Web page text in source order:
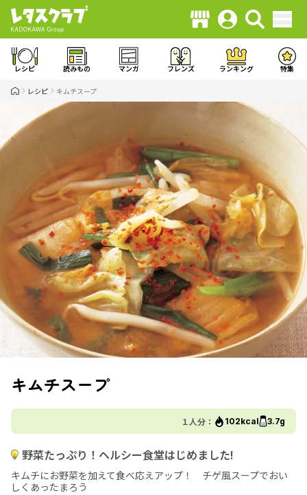
レシピ 読みもの マンガ フレンズ ランキング 特集
レシピ キムチスープ
キムチスープ
１人分： 102kcal 3.7g
野菜たっぷり！ヘルシー食堂はじめました!
キムチにお野菜を加えて食べ応えアップ！ チゲ風スープでおい
しくあったまろう